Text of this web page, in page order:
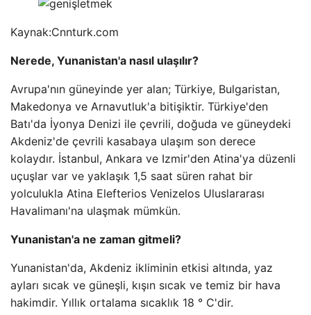
Kaynak:Cnnturk.com
Nerede, Yunanistan'a nasıl ulaşılır?
Avrupa'nın güneyinde yer alan; Türkiye, Bulgaristan,
Makedonya ve Arnavutluk'a bitişiktir. Türkiye'den
Batı'da İyonya Denizi ile çevrili, doğuda ve güneydeki
Akdeniz'de çevrili kasabaya ulaşım son derece
kolaydır. İstanbul, Ankara ve Izmir'den Atina'ya düzenli
uçuşlar var ve yaklaşık 1,5 saat süren rahat bir
yolculukla Atina Elefterios Venizelos Uluslararası
Havalimanı'na ulaşmak mümkün.
Yunanistan'a ne zaman gitmeli?
Yunanistan'da, Akdeniz ikliminin etkisi altında, yaz
ayları sıcak ve güneşli, kışın sıcak ve temiz bir hava
hakimdir. Yıllık ortalama sıcaklık 18 ° C'dir.